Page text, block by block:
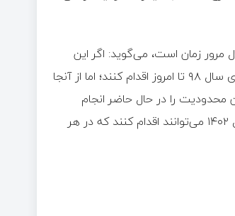
مرور زمان است، می‌گوید: اگر این
محدودیت برداشته شود، خود کارگران نیز می‌توانند برای مالیات‌های کسر شده از ابتدای سال ۹۸ تا امروز اقدام کنند؛ اما از آنجا
محدودیت را در حال حاضر انجام
ندهند. فعلاً محدودیت برقرار است و کارگران در سال ۱۴۰۳ برای مالیات‌های اضافی سال ۱۴۰۲ می‌توانند اقدام کنند که در هر